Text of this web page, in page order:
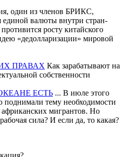
один из членов БРИКС,
единой валюты внутри стран-
росту китайского
«дедолларизации» мировой
ПРАВАХ Как зарабатывают на
собственности
ЕСТЬ ... В июле этого
поднимали тему необходимости
мигрантов. Но
сила? И если да, то какая?